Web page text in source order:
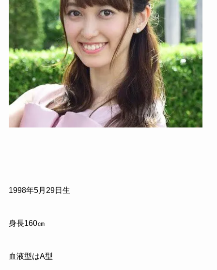
1998年5月29日生
身長160㎝
血液型はA型